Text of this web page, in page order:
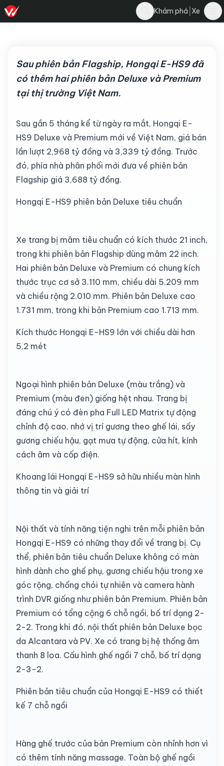
Khám phá Xe
20 tháng 6, 2022·3 phút đọc· 3.2K
Bình luận
Sau phiên bản Flagship, Hongqi E-HS9 đã
có thêm hai phiên bản Deluxe và Premium
tại thị trường Việt Nam.
Sau gần 5 tháng kể từ ngày ra mắt, Hongqi E-
HS9 Deluxe và Premium mới về Việt Nam, giá bán
lần lượt 2,968 tỷ đồng và 3,339 tỷ đồng. Trước
đó, phía nhà phân phối mới đưa về phiên bản
Flagship giá 3,688 tỷ đồng.
Hongqi E-HS9 phiên bản Deluxe tiêu chuẩn
Xe trang bị mâm tiêu chuẩn có kích thước 21 inch,
trong khi phiên bản Flagship dùng mâm 22 inch.
Hai phiên bản Deluxe và Premium có chung kích
thước trục cơ sở 3.110 mm, chiều dài 5.209 mm
và chiều rộng 2.010 mm. Phiên bản Deluxe cao
1.731 mm, trong khi bản Premium cao 1.713 mm.
Kích thước Hongqi E-HS9 lớn với chiều dài hơn
5,2 mét
Ngoại hình phiên bản Deluxe (màu trắng) và
Premium (màu đen) giống hệt nhau. Trang bị
đáng chú ý có đèn pha Full LED Matrix tự động
chỉnh độ cao, nhớ vị trí gương theo ghế lái, sấy
gương chiếu hậu, gạt mưa tự động, cửa hít, kính
cách âm và cốp điện.
Khoang lái Hongqi E-HS9 sở hữu nhiều màn hình
thông tin và giải trí
Nội thất và tính năng tiện nghi trên mỗi phiên bản
Hongqi E-HS9 có những thay đổi về trang bị. Cụ
thể, phiên bản tiêu chuẩn Deluxe không có màn
hình dành cho ghế phụ, gương chiếu hậu trong xe
góc rộng, chống chói tự nhiên và camera hành
trình DVR giống như phiên bản Premium. Phiên bản
Premium có tổng cộng 6 chỗ ngồi, bố trí dạng 2-
2-2. Trong khi đó, nội thất phiên bản Deluxe bọc
da Alcantara và PV. Xe có trang bị hệ thống âm
thanh 8 loa. Cấu hình ghế ngồi 7 chỗ, bố trí dạng
2-3-2.
Phiên bản tiêu chuẩn của Hongqi E-HS9 có thiết
kế 7 chỗ ngồi
Hàng ghế trước của bản Premium còn nhỉnh hơn vì
có thêm tính năng massage. Toàn bộ ghế ngồi